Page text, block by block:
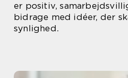
er positiv,
bidrage med idéer, der
synlighed.